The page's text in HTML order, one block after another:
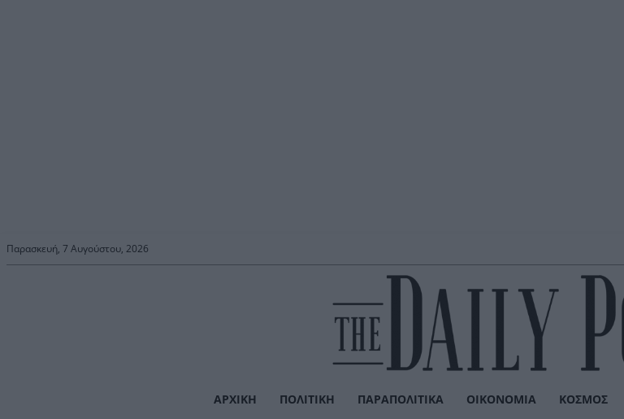
Παρασκευή, 7 Αυγούστου, 2026
ΑΡΧΙΚΉ ΠΟΛΙΤΙΚΉ ΠΑΡΑΠΟΛΙΤΙΚΆ ΟΙΚΟΝΟΜΊΑ ΚΌΣΜΟΣ